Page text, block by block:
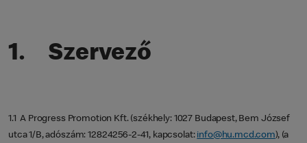
1. Szervező
1.1 A Progress Promotion Kft. (székhely: 1027 Budapest, Bem József
utca 1/B, adószám: 12824256-2-41, kapcsolat: info@hu.mcd.com), (a